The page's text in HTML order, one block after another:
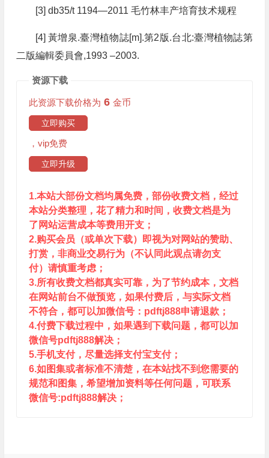
[3] db35/t 1194—2011 毛竹林丰产培育技术规程
[4] 黃增泉.臺灣植物誌[m].第2版.台北:臺灣植物誌第
二版編輯委員會,1993 –2003.
资源下载
此资源下载价格为 6 金币
立即购买
，vip免费
立即升级
1.本站大部份文档均属免费，部份收费文档，经过
本站分类整理，花了精力和时间，收费文档是为
了网站运营成本等费用开支；
2.购买会员（或单次下载）即视为对网站的赞助、
打赏，非商业交易行为（不认同此观点请勿支
付）请慎重考虑；
3.所有收费文档都真实可靠，为了节约成本，文档
在网站前台不做预览，如果付费后，与实际文档
不符合，都可以加微信号：pdftj888申请退款；
4.付费下载过程中，如果遇到下载问题，都可以加
微信号pdftj888解决；
5.手机支付，尽量选择支付宝支付；
6.如图集或者标准不清楚，在本站找不到您需要的
规范和图集，希望增加资料等任何问题，可联系
微信号:pdftj888解决；